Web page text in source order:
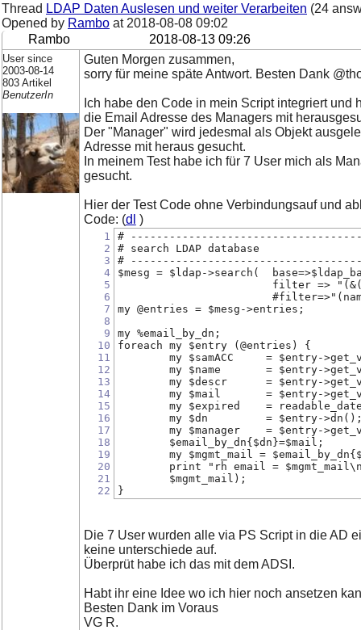
Thread LDAP Daten Auslesen und weiter Verarbeiten (24
Opened by Rambo at 2018-08-08 09:02
Rambo
2018-08-13 09:26
User since
2003-08-14
803 Artikel
BenutzerIn
Guten Morgen zusammen,
sorry für meine späte Antwort. Besten Dank
Ich habe den Code in mein Script integriert
die Email Adresse des Managers mit
Der "Manager" wird jedesmal als Objekt
Adresse mit heraus gesucht.
In meinem Test habe ich für 7 User mich als
gesucht.
Hier der Test Code ohne Verbindungsauf und
Code: (dl )
1
2
3
4
5
6
7
8
9
10
11
12
13
14
15
16
17
18
19
20
21
22
#
# search LDAP database
#
$mesg = $ldap->search(
filter =>
my @entries = $mesg->entries;
my %email_by_dn;
foreach my $entry (@entries) {
my $samACC     = $entry-
my $name       = $entry-
my $descr      = $entry-
my $mail       = $entry-
my $expired    =
my $dn         = $entry-
my $manager    = $entry-
        $email_by_dn{$dn}=$mail;
my $mgmt_mail =
print "rh email =
	$mgmt_mail);
}
Die 7 User wurden alle via PS Script in die AD
keine unterschiede auf.
Überprüt habe ich das mit dem ADSI.
Habt ihr eine Idee wo ich hier noch ansetzen
Besten Dank im Voraus
VG R.